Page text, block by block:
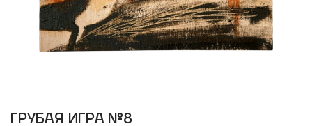
ГРУБАЯ ИГРА №8